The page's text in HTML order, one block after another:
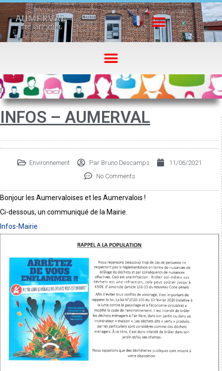
INFOS – AUMERVAL
Environnement Par Bruno Descamps
11/06/2021
No Comments
Bonjour les Aumervaloises et les Aumervalois !
Ci-dessous, un communiqué de la Mairie.
Infos-Mairie